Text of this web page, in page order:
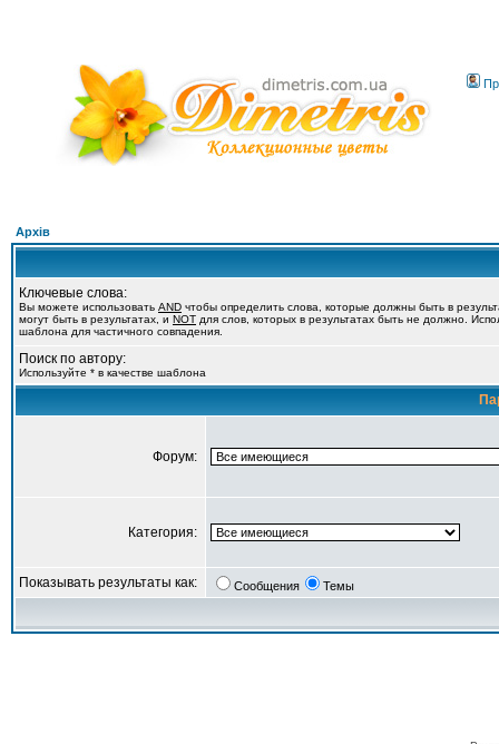
Архів
Ключевые слова:
Вы можете использовать AND чтобы определить слова, которые должны быть в
могут быть в результатах, и NOT для слов, которых в результатах быть не должно.
шаблона для частичного совпадения.
Поиск по автору:
Используйте * в качестве шаблона
Форум:
Категория:
Показывать результаты как: Сообщения Темы